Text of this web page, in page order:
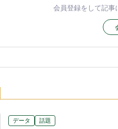
会員登録をして記事
データ 話題